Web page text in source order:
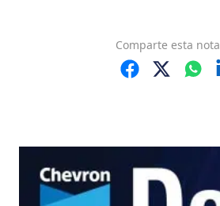
Comparte esta nota